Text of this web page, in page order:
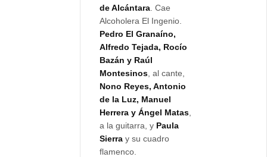
de Alcántara . Cae
Alcoholera El Ingenio.
Pedro El Granaíno,
Alfredo Tejada, Rocío
Bazán y Raúl
Montesinos , al cante,
Nono Reyes, Antonio
de la Luz, Manuel
Herrera y Ángel Matas
a la guitarra, y Paula
Sierra y su cuadro
flamenco.